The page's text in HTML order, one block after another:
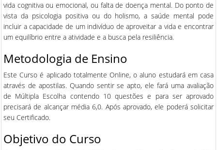
vida cognitiva ou emocional, ou falta de doença mental. Do ponto de
vista da psicologia positiva ou do holismo, a saúde mental pode
incluir a capacidade de um indivíduo de aproveitar a vida e encontrar
um equilíbrio entre a atividade e a busca pela resiliência.
Metodologia de Ensino
Este Curso é aplicado totalmente Online, o aluno estudará em casa
através de apostilas. Quando sentir se apto, ele fará uma avaliação
de Múltipla Escolha contendo 10 questões e para ser aprovado
precisará de alcançar média 6,0. Após aprovado, ele poderá solicitar
seu Certificado.
Objetivo do Curso